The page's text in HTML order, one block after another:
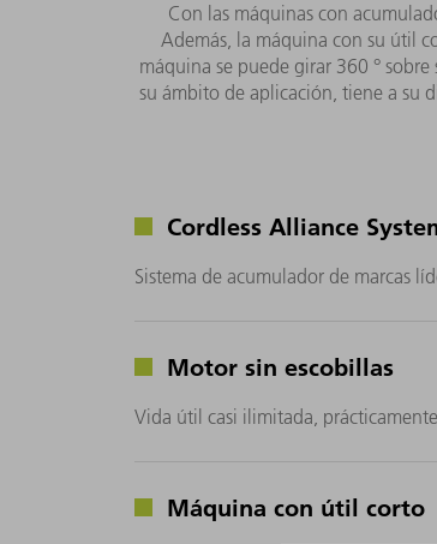
Con las máquinas con
Además, la máquina con su útil
máquina se puede girar 360 °
su ámbito de aplicación, tiene a su
Cordless Alliance
Sistema de acumulador de marcas
Motor sin escobillas
Vida útil casi ilimitada,
Máquina con útil corto